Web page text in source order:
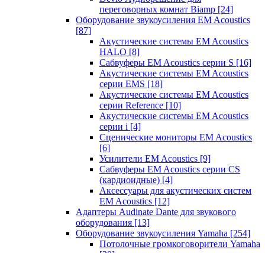
переговорных комнат Biamp [24]
Оборудование звукоусиления EM Acoustics
[87]
Акустические системы EM Acoustics
HALO [8]
Сабвуферы EM Acoustics серии S [16]
Акустические системы EM Acoustics
серии EMS [18]
Акустические системы EM Acoustics
серии Reference [10]
Акустические системы EM Acoustics
серии i [4]
Сценические мониторы EM Acoustics
[6]
Усилители EM Acoustics [9]
Сабвуферы EM Acoustics серии CS
(кардиоидные) [4]
Аксессуары для акустических систем
EM Acoustics [12]
Адаптеры Audinate Dante для звукового
оборудования [13]
Оборудование звукоусиления Yamaha [254]
Потолочные громкоговорители Yamaha